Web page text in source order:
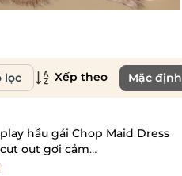
lọc Xếp theo Mặc định
hầu gái Chop Maid Dress
out gợi cảm